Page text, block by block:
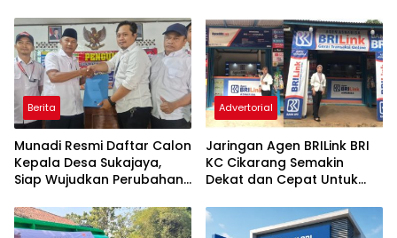
yang Amanah
Berita
Munadi Resmi Daftar Calon
Kepala Desa Sukajaya,
Siap Wujudkan Perubahan
Advertorial
Jaringan Agen BRILink BRI
KC Cikarang Semakin
Dekat dan Cepat Untuk